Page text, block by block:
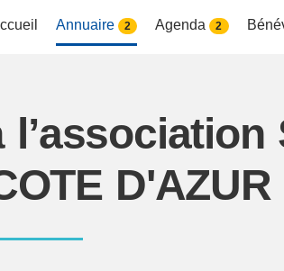
Annuaire 2 Agenda 2
D'AZUR